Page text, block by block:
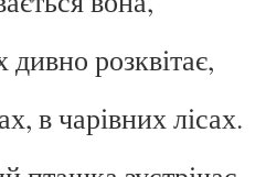
розквітає,
в чарівних лісах.